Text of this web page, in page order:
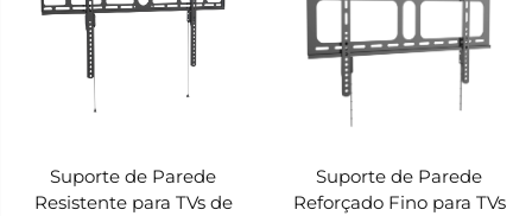
Suporte de Parede
Resistente para TVs de
Suporte de Parede
Reforçado Fino para TVs